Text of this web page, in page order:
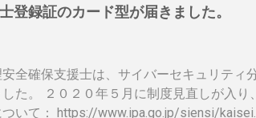
登録証のカード型が届きました。
全確保支援士は、サイバーセキュリティ
た。 ２０２０年５月に制度見直しが入
ついて： https://www.ipa.go.jp/siensi/